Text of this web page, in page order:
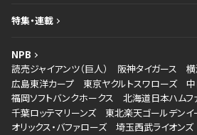
特集・連載
NPB
読売ジャイアンツ（巨人）
阪神タイガース
広島東洋カープ
東京ヤクルトスワローズ
中
福岡ソフトバンクホークス
北海道日本ハムフ
千葉ロッテマリーンズ
東北楽天ゴールデンイ
オリックス・バファローズ
埼玉西武ライオンズ